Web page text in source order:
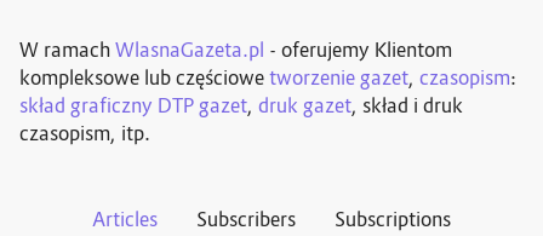
W ramachWlasnaGazeta.pl - oferujemy Klientom
kompleksowe lub częściowetworzenie gazet, czasopism:
skład graficzny DTP gazet, druk gazet, skład i druk
czasopism, itp.
Articles Subscribers Subscriptions